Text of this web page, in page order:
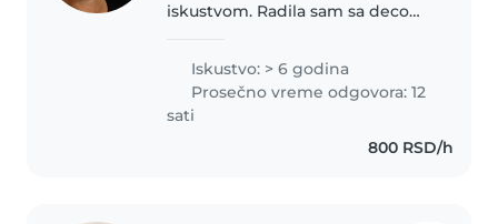
iskustvom. Radila sam sa decom
sam majka odrasle dece.
Posedujem pasoš EU tako da
mogu da radim i u inostranstvu.
Do sad..
Iskustvo: > 6 godina
Prosečno vreme odgovora: 12
sati
800 RSD/h